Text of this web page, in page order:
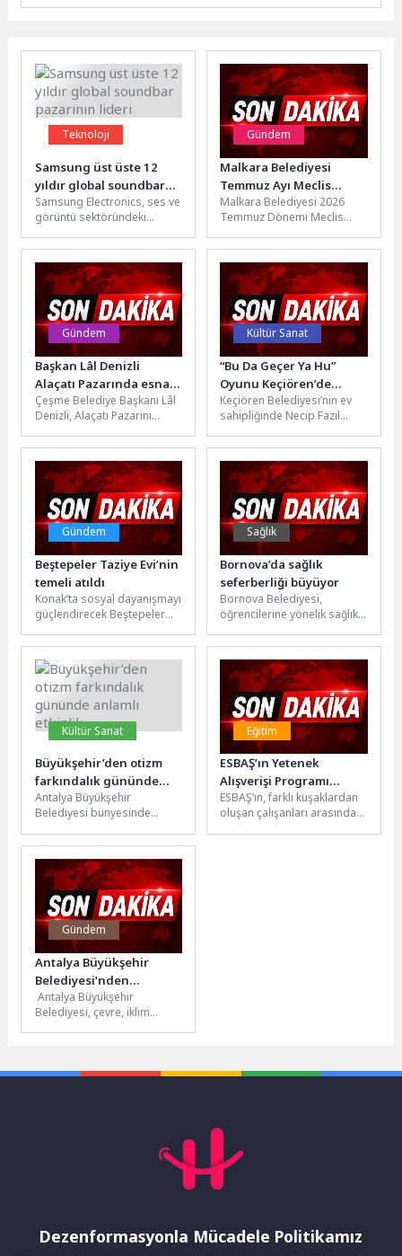
Teknoloji
Samsung üst üste 12
yıldır global soundbar
pazarının lideri
Samsung Electronics, ses ve
görüntü sektöründeki
üste 12. kez dünyanın bir
numaralı...
Gündem
Malkara Belediyesi
Temmuz Ayı Meclis
Toplantısı
Gerçekleştirildi
Malkara Belediyesi 2026
Temmuz Dönemi Meclis
Başkanı Nergiz Karaağaçlı
Öztürk’ün başkanlığında
5393...
Gündem
Başkan Lâl Denizli
Alaçatı Pazarında esnaf
ve vatandaşlarla buluştu
Çeşme Belediye Başkanı Lâl
Denizli, Alaçatı Pazarını
vatandaşlarla bir araya
geldi....
Kültür Sanat
“Bu Da Geçer Ya Hu”
Oyunu Keçiören’de
Sahnelendi
Keçiören Belediyesi’nin ev
sahipliğinde Necip Fazıl
sahnelenen “Bu Da Geçer Ya
Hu” adlı...
Gündem
Beştepeler Taziye Evi’nin
temeli atıldı
Konak’ta sosyal dayanışmayı
güçlendirecek Beştepeler
töreninde konuşan Başkan
Mutlu, “Bir Taziye...
Sağlık
Bornova’da sağlık
seferberliği büyüyor
Bornova Belediyesi,
öğrencilerine yönelik sağlıklı
sağlığı ve ilk yardım
konularında eğitimler
düzenliyor....
Kültür Sanat
Büyükşehir’den otizm
farkındalık gününde
anlamlı etkinlik
Antalya Büyükşehir
Belediyesi bünyesinde
Büyükşehir Özel Eğitim Okulu
ve Rehabilitasyon Merkezi,
2...
Eğitim
ESBAŞ’ın Yetenek
Alışverişi Programı
Gazetecilere Model Oldu
ESBAŞ’ın, farklı kuşaklardan
oluşan çalışanları arasında
Gündem
Antalya Büyükşehir
Belediyesi’nden
geleceğe Yeşil Miras
Antalya Büyükşehir
Belediyesi, çevre, iklim
geleceğini korumaya...
Dezenformasyonla Mücadele Politikamız